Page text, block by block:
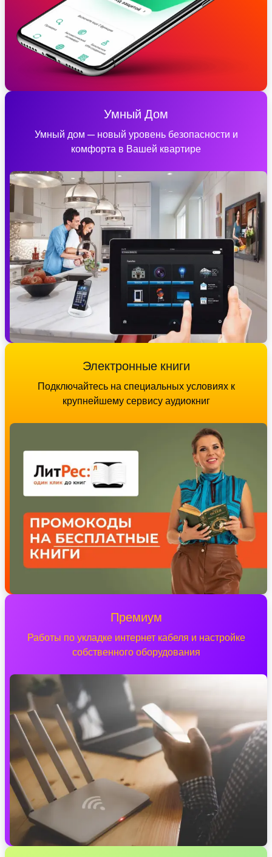
Умный Дом
Умный дом — новый уровень безопасности и
комфорта в Вашей квартире
Электронные книги
Подключайтесь на специальных условиях к
крупнейшему сервису аудиокниг
Премиум
Работы по укладке интернет кабеля и настройке
собственного оборудования